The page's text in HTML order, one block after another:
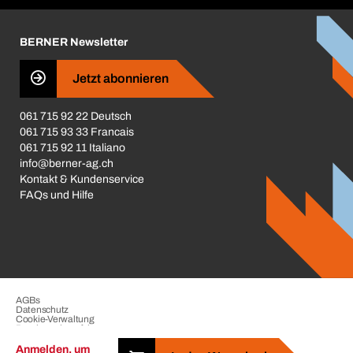
Anmelden, um
Business Conduct
BERNER Newsletter
Jetzt abonnieren
061 715 92 22 Deutsch
061 715 93 33 Francais
061 715 92 11 Italiano
info@berner-ag.ch
Kontakt & Kundenservice
FAQs und Hilfe
AGBs
Datenschutz
Cookie-Verwaltung
Beschwerdeverfahren